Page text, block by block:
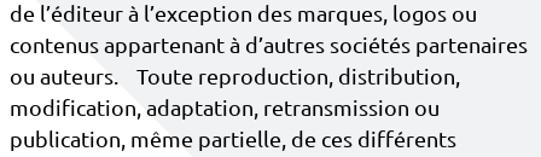
de l’éditeur à l’exception des marques, logos ou
contenus appartenant à d’autres sociétés partenaires
ou auteurs. Toute reproduction, distribution,
modification, adaptation, retransmission ou
publication, même partielle, de ces différents